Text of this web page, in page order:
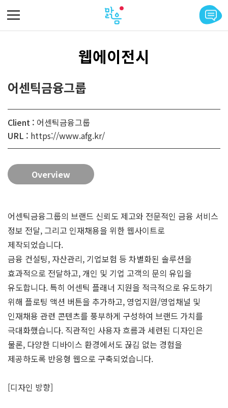
웹에이전시
어센틱금융그룹
Client : 어센틱금융그룹
URL : https://www.afg.kr/
Overview
어센틱금융그룹의 브랜드 신뢰도 제고와 전문적인 금융 서비스
정보 전달, 그리고 인재채용을 위한 웹사이트로
제작되었습니다.
금융 컨설팅, 자산관리, 기업보험 등 차별화된 솔루션을
효과적으로 전달하고, 개인 및 기업 고객의 문의 유입을
유도합니다. 특히 어센틱 플래너 지원을 적극적으로 유도하기
위해 플로팅 액션 버튼을 추가하고, 영업지원/영업채널 및
인재채용 관련 콘텐츠를 풍부하게 구성하여 브랜드 가치를
극대화했습니다. 직관적인 사용자 흐름과 세련된 디자인은
물론, 다양한 디바이스 환경에서도 끊김 없는 경험을
제공하도록 반응형 웹으로 구축되었습니다.
[디자인 방향]